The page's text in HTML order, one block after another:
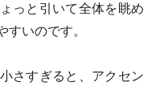
っと引いて全体を眺め
いのです。
さすぎると、アクセン